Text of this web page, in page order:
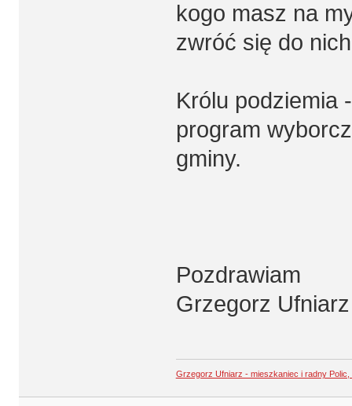
kogo masz na
zwróć się do
Królu podziemia
program
gminy.
Pozdrawiam
Grzegorz Ufniarz
Grzegorz Ufniarz - mieszkaniec i radny